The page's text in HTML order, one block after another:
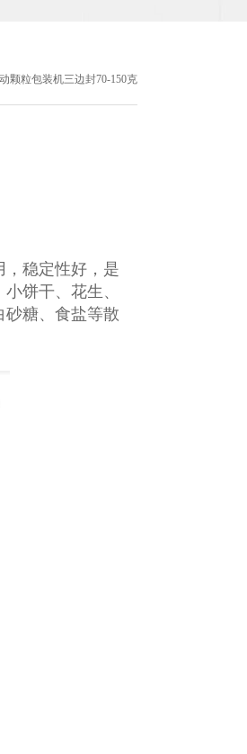
颗粒包装机三边封70-150克
，稳定性好，是
饼干、花生、
砂糖、食盐等散